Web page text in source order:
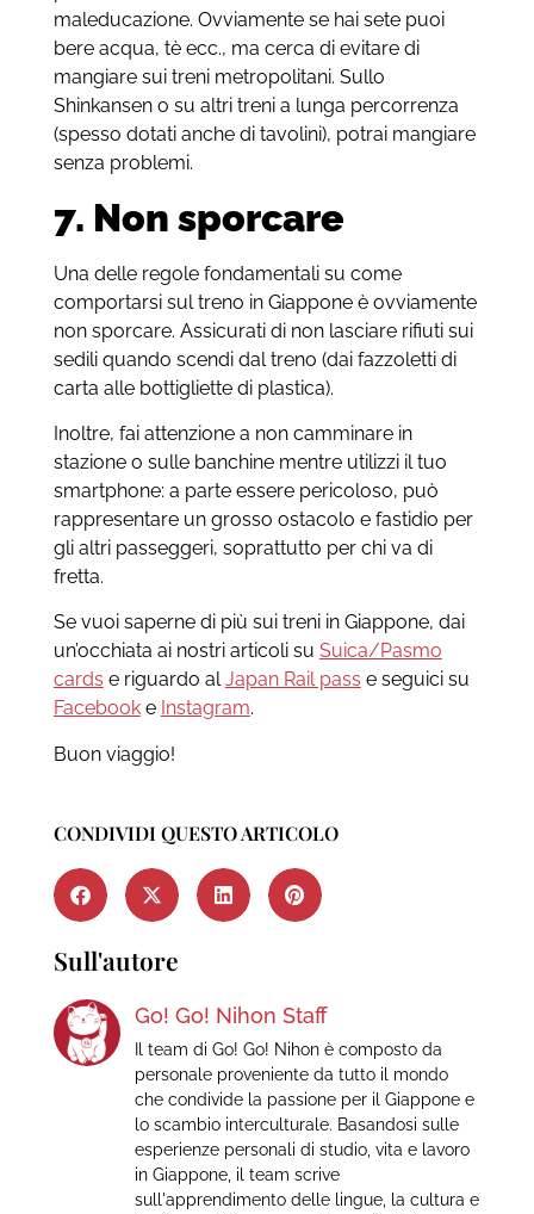
maleducazione. Ovviamente se hai sete puoi
bere acqua, tè ecc., ma cerca di evitare di
mangiare sui treni metropolitani. Sullo
Shinkansen o su altri treni a lunga percorrenza
(spesso dotati anche di tavolini), potrai mangiare
senza problemi.
7. Non sporcare
Una delle regole fondamentali su come
comportarsi sul treno in Giappone è ovviamente
non sporcare. Assicurati di non lasciare rifiuti sui
sedili quando scendi dal treno (dai fazzoletti di
carta alle bottigliette di plastica).
Inoltre, fai attenzione a non camminare in
stazione o sulle banchine mentre utilizzi il tuo
smartphone: a parte essere pericoloso, può
rappresentare un grosso ostacolo e fastidio per
gli altri passeggeri, soprattutto per chi va di
fretta.
Se vuoi saperne di più sui treni in Giappone, dai
un’occhiata ai nostri articoli su Suica/Pasmo
cards e riguardo alJapan Rail pass e seguici su
Facebooke Instagram.
Buon viaggio!
CONDIVIDI QUESTO ARTICOLO
Sull'autore
Go! Go! Nihon Staff
Il team di Go! Go! Nihon è composto da
personale proveniente da tutto il mondo
che condivide la passione per il Giappone e
lo scambio interculturale. Basandosi sulle
esperienze personali di studio, vita e lavoro
in Giappone, il team scrive
sull'apprendimento delle lingue, la cultura e